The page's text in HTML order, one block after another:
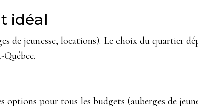
idéal
de jeunesse, locations). Le choix du quartier
pour tous les budgets (auberges de